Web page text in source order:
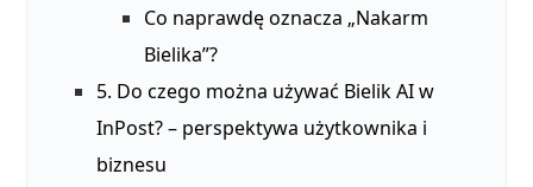
Co naprawdę oznacza „Nakarm
Bielika”?
5. Do czego można używać Bielik AI w
InPost? – perspektywa użytkownika i
biznesu